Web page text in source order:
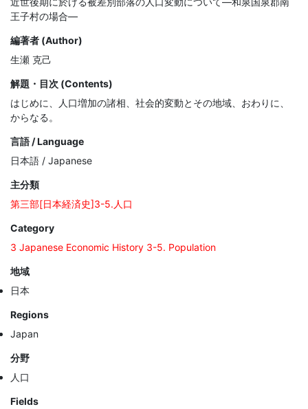
王子村の場合—
編著者 (Author)
生瀬 克己
解題・目次 (Contents)
はじめに、人口増加の諸相、社会的変動とその地域、おわりに、
からなる。
言語 / Language
日本語 / Japanese
主分類
第三部[日本経済史]3-5.人口
Category
3 Japanese Economic History 3-5. Population
地域
日本
Regions
Japan
分野
人口
Fields